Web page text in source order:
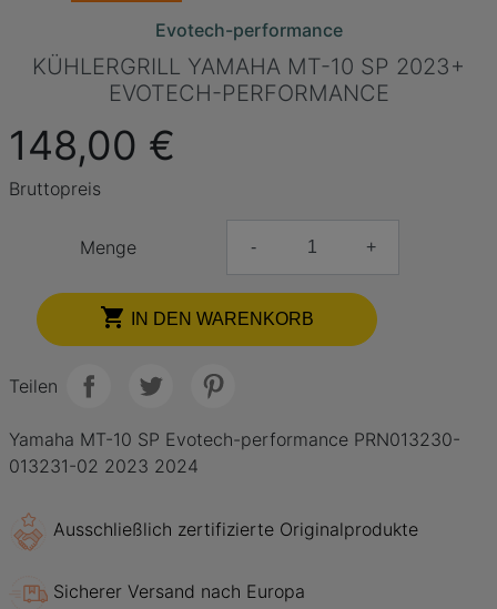
Evotech-performance
KÜHLERGRILL YAMAHA MT-10 SP 2023+
EVOTECH-PERFORMANCE
148,00 €
Bruttopreis
Menge - +
 IN DEN WARENKORB
Teilen
Yamaha MT-10 SP Evotech-performance PRN013230-
013231-02 2023 2024
Ausschließlich zertifizierte Originalprodukte
Sicherer Versand nach Europa